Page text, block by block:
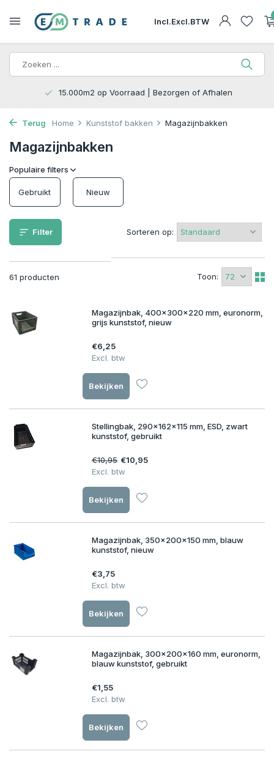
Incl.Excl.BTW
Circulair en bewust inrichten (gebruikt en
Terug Home Kunststof bakken Magazijnbakken
Magazijnbakken
Populaire filters
Gebruikt Nieuw
Filter
61 producten Toon:
Sorteren op:
Magazijnbak, 400x300x220 mm, euronorm,
grijs kunststof, nieuw
€6,25
Excl. btw
Bekijken
Stellingbak, 290x162x115 mm, ESD, zwart
kunststof, gebruikt
€10,95 €10,95
Excl. btw
Bekijken
Magazijnbak, 350x200x150 mm, blauw
kunststof, nieuw
€3,75
Excl. btw
Bekijken
Magazijnbak, 300x200x160 mm, euronorm,
blauw kunststof, gebruikt
€1,55
Excl. btw
Bekijken